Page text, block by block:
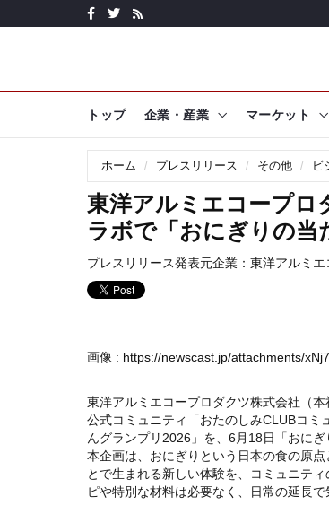
トップ 企業・産業 マーケット
ホーム プレスリリース その他 ビ
東洋アルミエコープロ
ラボで「おにぎりの当
プレスリリース発表元企業： 東洋アルミエ
画像 : https://newscast.jp/attachments/
東洋アルミエコープロダクツ株式会社（
公式コミュニティ「おたのしみCLUBコミ
んグランプリ2026」を、6月18日「おにぎ
本企画は、おにぎりという日本の食の原
とで生まれる新しい体験を、コミュニテ
ピや特別な材料は必要なく、日常の延長